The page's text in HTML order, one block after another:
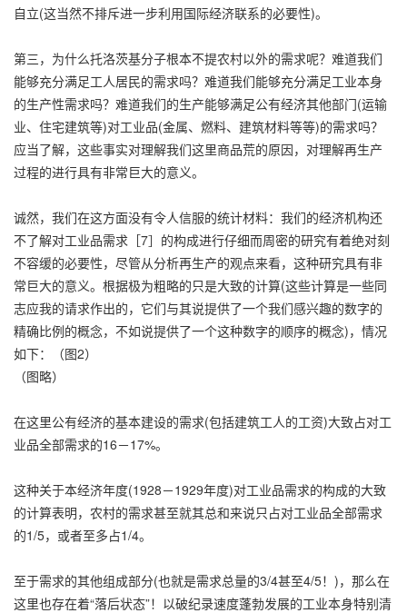
自立(这当然不排斥进一步利用国际经济联系的必要性)。
第三，为什么托洛茨基分子根本不提农村以外的需求呢？难道我们
能够充分满足工人居民的需求吗？难道我们能够充分满足工业本身
的生产性需求吗？难道我们的生产能够满足公有经济其他部门(运输
业、住宅建筑等)对工业品(金属、燃料、建筑材料等等)的需求吗？
应当了解，这些事实对理解我们这里商品荒的原因，对理解再生产
过程的进行具有非常巨大的意义。
诚然，我们在这方面没有令人信服的统计材料：我们的经济机构还
不了解对工业品需求［7］的构成进行仔细而周密的研究有着绝对刻
不容缓的必要性，尽管从分析再生产的观点来看，这种研究具有非
常巨大的意义。根据极为粗略的只是大致的计算(这些计算是一些同
志应我的请求作出的，它们与其说提供了一个我们感兴趣的数字的
精确比例的概念，不如说提供了一个这种数字的顺序的概念)，情况
如下：（图2）
（图略）
在这里公有经济的基本建设的需求(包括建筑工人的工资)大致占对工
业品全部需求的16－17%。
这种关于本经济年度(1928－1929年度)对工业品需求的构成的大致
的计算表明，农村的需求甚至就其总和来说只占对工业品全部需求
的1/5，或者至多占1/4。
至于需求的其他组成部分(也就是需求总量的3/4甚至4/5！)，那么在
这里也存在着“落后状态”！以破纪录速度蓬勃发展的工业本身特别清